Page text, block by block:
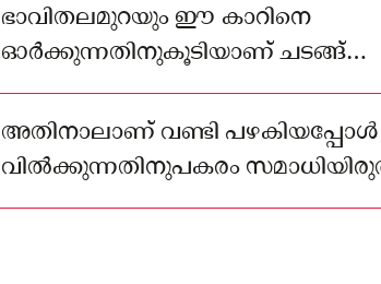
ഭാവിതലമുറയും ഈ കാറിനെ
ഓര്‍ക്കുന്നതിനുകൂടിയാണ് ചടങ്ങ്
നടത്തിയതെന്നും സഞ്ജയ്
മാധ്യങ്ങളോട് പറഞ്ഞു.
അതിനാലാണ് വണ്ടി പഴകിയപ്പോള്‍
വില്‍ക്കുന്നതിനുപകരം
തീരുമാനി